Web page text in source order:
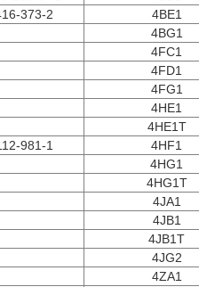
373-2 4BE1
4BG1
4FC1
4FD1
4FG1
4HE1
4HE1T
981-1 4HF1
4HG1
4HG1T
4JA1
4JB1
4JB1T
4JG2
4ZA1